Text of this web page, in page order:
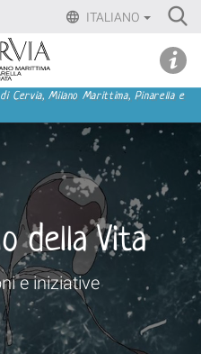
ITALIANO
Cervia, Milano Marittima, Pinarella e
della Vita
e iniziative